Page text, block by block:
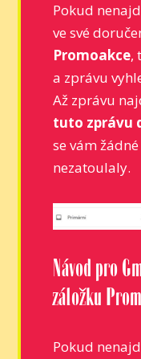
Pokud
ve své
Promoakce,
a zprávu
Až zprávu
tuto zprávu
se vám
nezatoulaly.
Návod pro
záložku
Pokud